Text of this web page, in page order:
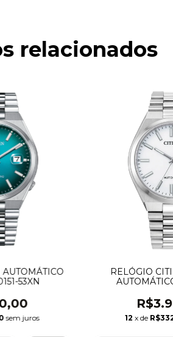
relacionados
53XN
sem juros
RELÓGIO
12 x de